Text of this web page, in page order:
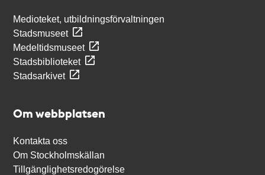
Medioteket, utbildningsförvaltningen
Stadsmuseet
Medeltidsmuseet
Stadsbiblioteket
Stadsarkivet
Om webbplatsen
Kontakta oss
Om Stockholmskällan
Tillgänglighetsredogörelse